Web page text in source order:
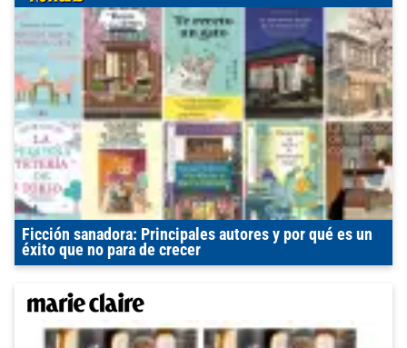
Ficción sanadora: Principales autores y por qué es un
éxito que no para de crecer